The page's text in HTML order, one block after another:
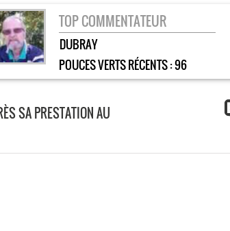
TOP COMMENTATEUR
DUBRAY
POUCES VERTS RÉCENTS :96
SA PRESTATION AU